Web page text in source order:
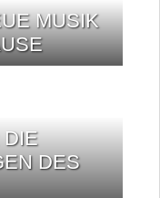
MUSIK
DIE
DES